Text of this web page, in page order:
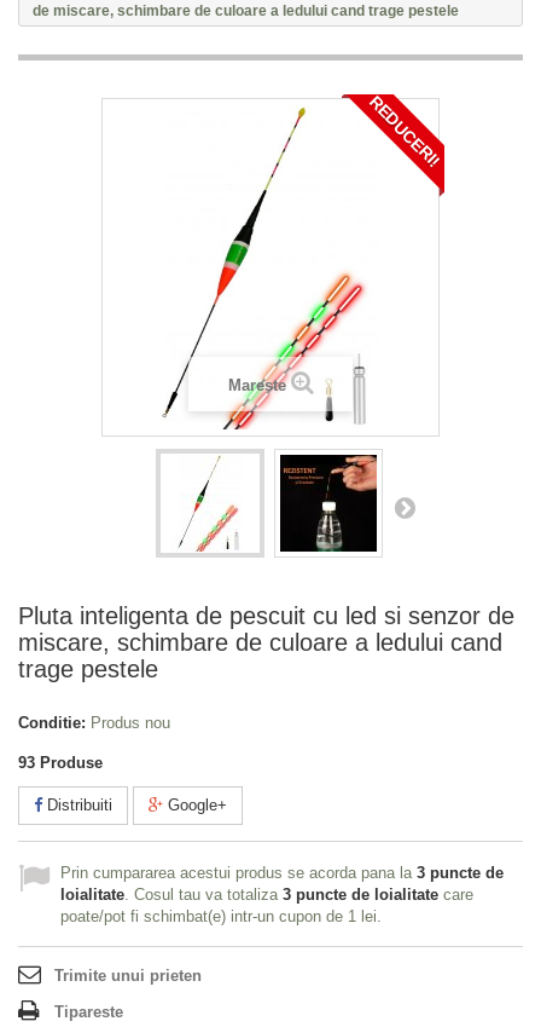
de miscare, schimbare de culoare a ledului cand trage pestele
REDUCERI!
Mareste
Pluta inteligenta de pescuit cu led si senzor de
miscare, schimbare de culoare a ledului cand
trage pestele
Conditie: Produs nou
93 Produse
Distribuiti Google+
Prin cumpararea acestui produs se acorda pana la 3 puncte de
loialitate . Cosul tau va totaliza 3 puncte de loialitate care
poate/pot fi schimbat(e) intr-un cupon de 1 lei
Trimite unui prieten
Tipareste